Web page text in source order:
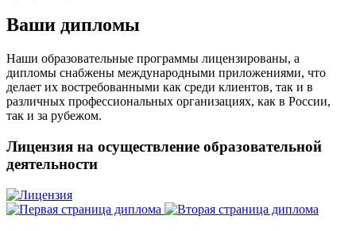
Ваши дипломы
Наши образовательные программы лицензированы, а
дипломы снабжены международными приложениями, что
делает их востребованными как среди клиентов, так и в
различных профессиональных организациях, как в России,
так и за рубежом.
Лицензия на осуществление образовательной
деятельности